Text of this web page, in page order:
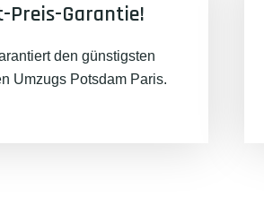
Preis-Garantie!
den günstigsten
Umzugs Potsdam Paris.